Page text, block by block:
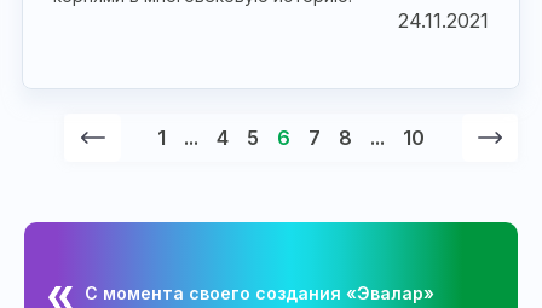
24.11.2021
1 ... 4 5 6 7 8 ... 10
С момента своего создания «Эвалар»